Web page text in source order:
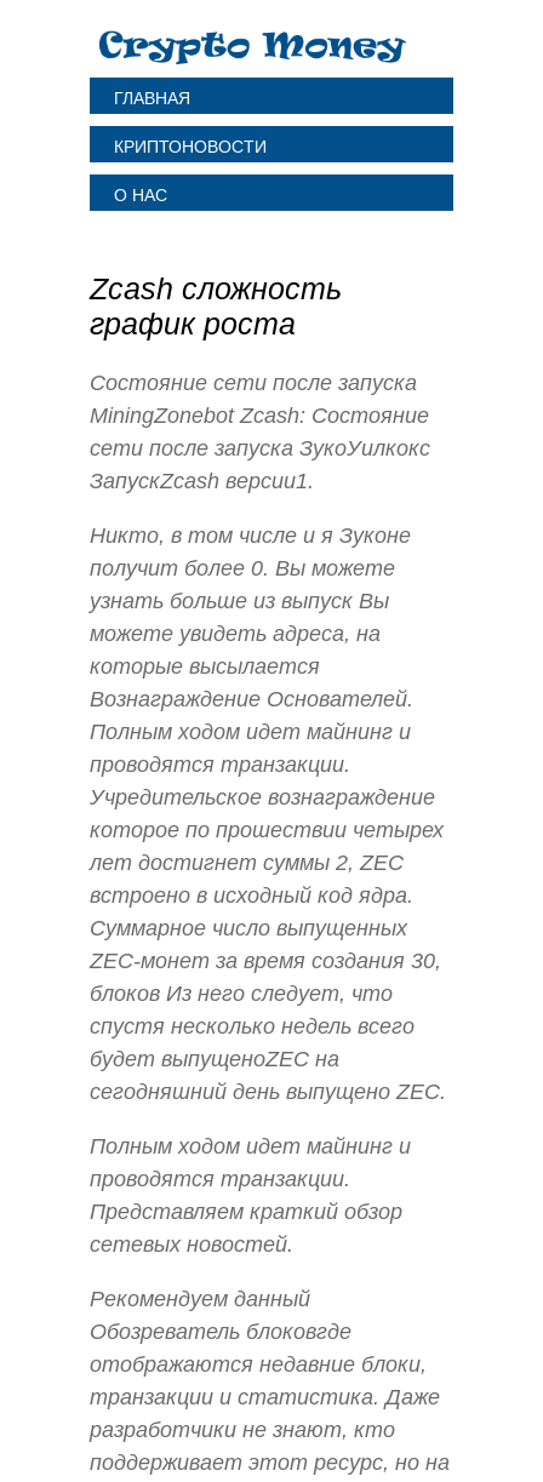
ГЛАВНАЯ
КРИПТОНОВОСТИ
О НАС
Zcash сложность
график роста
Состояние сети после запуска
MiningZonebot Zcash: Состояние
сети после запуска ЗукоУилкокс
ЗапускZcash версии1.
Никто, в том числе и я Зуконе
получит более 0. Вы можете
узнать больше из выпуск Вы
можете увидеть адреса, на
которые высылается
Вознаграждение Основателей.
Полным ходом идет майнинг и
проводятся транзакции.
Учредительское вознаграждение
которое по прошествии четырех
лет достигнет суммы 2, ZEC
встроено в исходный код ядра.
Суммарное число выпущенных
ZEC-монет за время создания 30,
блоков Из него следует, что
спустя несколько недель всего
будет выпущеноZEC на
сегодняшний день выпущено ZEC.
Полным ходом идет майнинг и
проводятся транзакции.
Представляем краткий обзор
сетевых новостей.
Рекомендуем данный
Обозреватель блоковгде
отображаются недавние блоки,
транзакции и статистика. Даже
разработчики не знают, кто
поддерживает этот ресурс, но на